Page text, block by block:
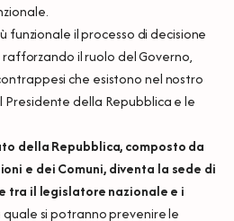
funzionale il processo di decisione
il ruolo del Governo,
che esistono nel nostro
della Repubblica e le
della Repubblica, composto da
e dei Comuni, diventa la sede di
tra il legislatore nazionale e i
si potranno prevenire le